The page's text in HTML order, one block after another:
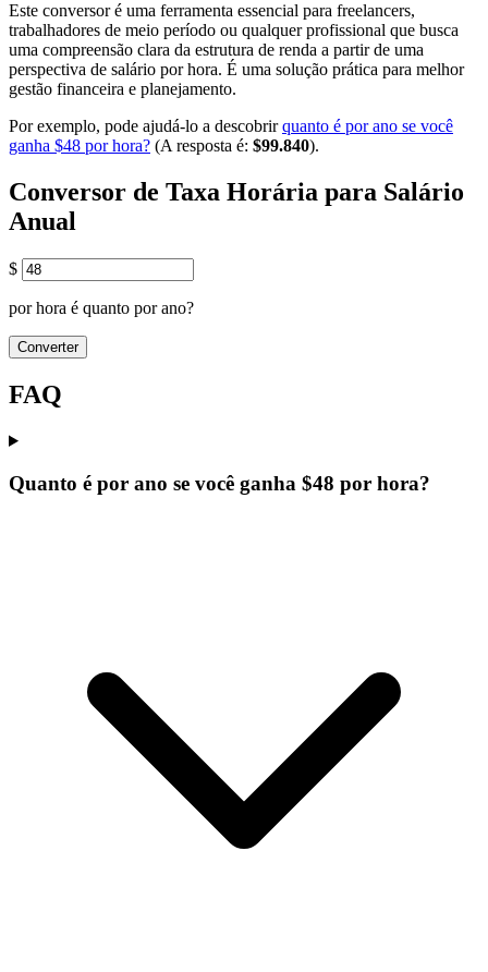
Este conversor é uma ferramenta essencial para freelancers,
trabalhadores de meio período ou qualquer profissional que busca
uma compreensão clara da estrutura de renda a partir de uma
perspectiva de salário por hora. É uma solução prática para melhor
gestão financeira e planejamento.
Por exemplo, pode ajudá-lo a descobrirquanto é por ano se você
ganha $48 por hora? (A resposta é: $99.840).
Conversor de Taxa Horária para Salário
Anual
$
por hora é quanto por ano?
Converter
FAQ
Quanto é por ano se você ganha $48 por hora?